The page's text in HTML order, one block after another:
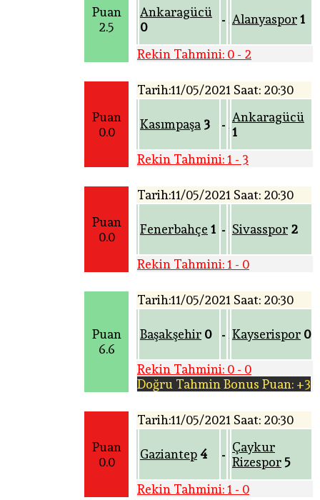
Puan
2.5
Ankaragücü
0
- Alanyaspor1
Rekin Tahmini: 0 - 2
Puan
0.0
Tarih:11/05/2021 Saat: 20:30
Kasımpaşa 3 - Ankaragücü
1
Rekin Tahmini: 1 - 3
Puan
0.0
Tarih:11/05/2021 Saat: 20:30
Fenerbahçe 1 - Sivasspor 2
Rekin Tahmini: 1 - 0
Puan
6.6
Tarih:11/05/2021 Saat: 20:30
Başakşehir 0 - Kayserispor 0
Rekin Tahmini: 0 - 0
Doğru Tahmin Bonus Puan: +3
Puan
0.0
Tarih:11/05/2021 Saat: 20:30
Gaziantep4 - Çaykur
Rizespor 5
Rekin Tahmini: 1 - 0